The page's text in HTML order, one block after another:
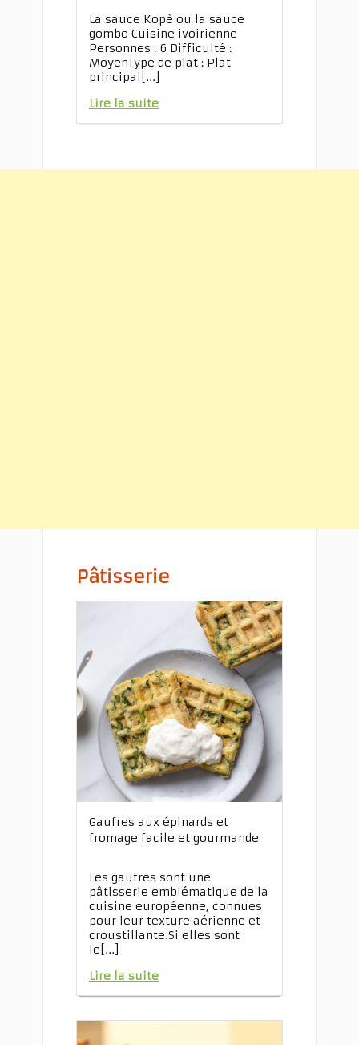
La sauce Kopè ou la sauce
gombo Cuisine ivoirienne
Personnes : 6 Difficulté :
MoyenType de plat : Plat
principal[...]
Lire la suite
Pâtisserie
Gaufres aux épinards et
fromage facile et gourmande
Les gaufres sont une
pâtisserie emblématique de la
cuisine européenne, connues
pour leur texture aérienne et
croustillante.Si elles sont
le[...]
Lire la suite